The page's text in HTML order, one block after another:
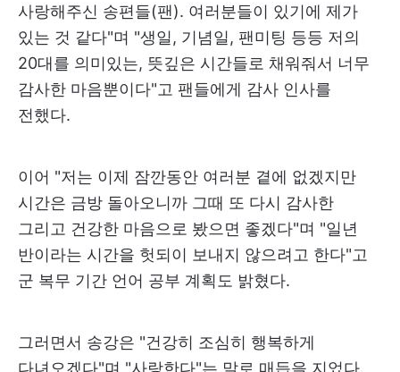
사랑해주신 송편들(팬). 여러분들이 있기에 제가
있는 것 같다"며 "생일, 기념일, 팬미팅 등등 저의
20대를 의미있는, 뜻깊은 시간들로 채워줘서 너무
감사한 마음뿐이다"고 팬들에게 감사 인사를
전했다.
이어 "저는 이제 잠깐동안 여러분 곁에 없겠지만
시간은 금방 돌아오니까 그때 또 다시 감사한
그리고 건강한 마음으로 봤으면 좋겠다"며 "일년
반이라는 시간을 헛되이 보내지 않으려고 한다"고
군 복무 기간 언어 공부 계획도 밝혔다.
그러면서 송강은 "건강히 조심히 행복하게
다녀오겠다"며 "사랑한다"는 말로 매듭을 지었다.